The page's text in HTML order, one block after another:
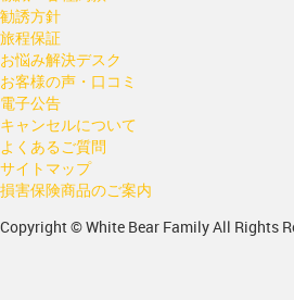
勧誘方針
旅程保証
お悩み解決デスク
お客様の声・口コミ
電子公告
キャンセルについて
よくあるご質問
サイトマップ
損害保険商品のご案内
Copyright © White Bear Family All Rights